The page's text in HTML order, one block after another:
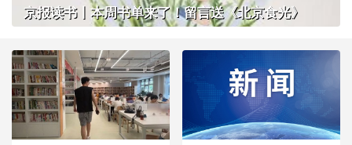
京报读书丨本周书单来了！留言送《北京食光》